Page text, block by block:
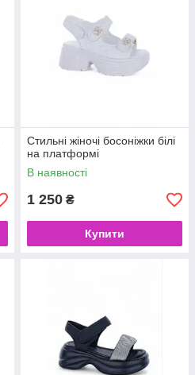
Стильні жіночі босоніжки білі
на платформі
В наявності
1 250 ₴
Купити